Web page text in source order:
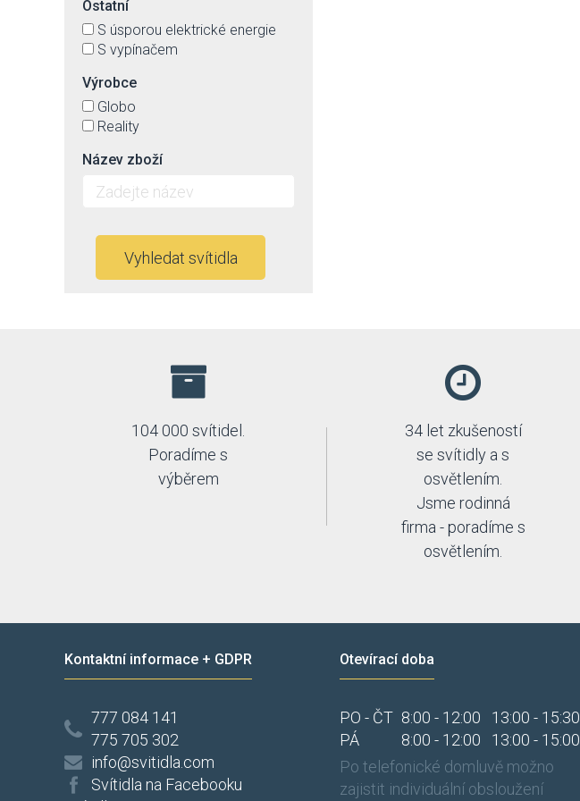
Ostatní
S úsporou elektrické energie
S vypínačem
Výrobce
Globo
Reality
Název zboží
Vyhledat svítidla
104 000 svítidel.
Poradíme s
výběrem
34 let zkušeností
se svítidly a s
osvětlením.
Jsme rodinná
firma - poradíme s
osvětlením.
Kontaktní informace + GDPR
777 084 141
775 705 302
info@svitidla.com
Svítidla na Facebooku
Otevírací doba
PO - ČT 8:00 - 12:00
13:00 - 15:30
PÁ
8:00 - 12:00
13:00 - 15:00
Po telefonické domluvě možno
zajistit individuální obsloužení